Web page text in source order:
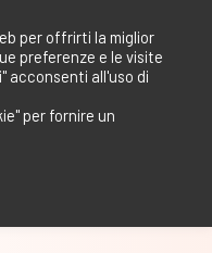
per offrirti la miglior
preferenze e le visite
acconsenti all'uso di
per fornire un